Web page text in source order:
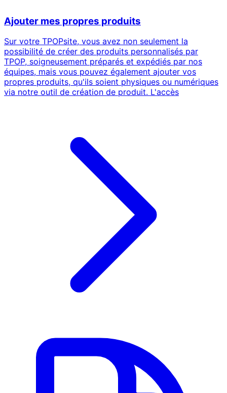
Ajouter mes propres produits
Sur votre TPOPsite, vous avez non seulement la
possibilité de créer des produits personnalisés par
TPOP, soigneusement préparés et expédiés par nos
équipes, mais vous pouvez également ajouter vos
propres produits, qu'ils soient physiques ou numériques
via notre outil de création de produit. L'accès